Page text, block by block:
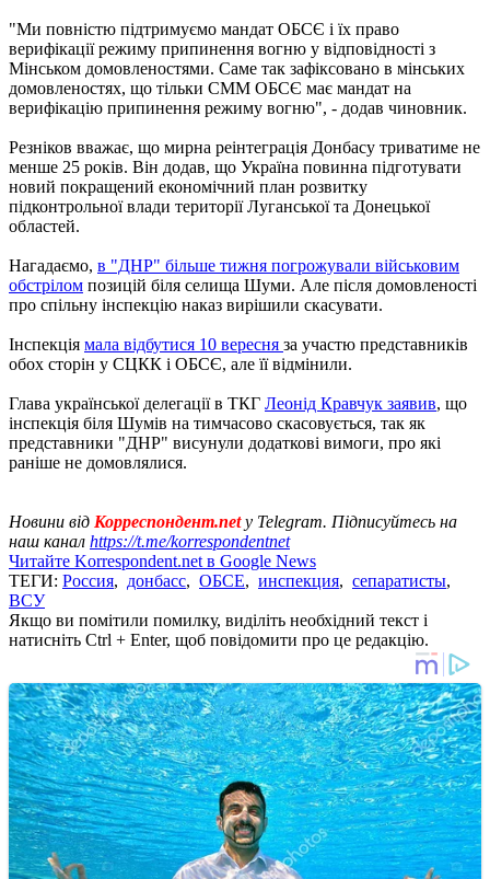
"Ми повністю підтримуємо мандат ОБСЄ і їх право
верифікації режиму припинення вогню у відповідності з
Мінськом домовленостями. Саме так зафіксовано в мінських
домовленостях, що тільки СММ ОБСЄ має мандат на
верифікацію припинення режиму вогню", - додав чиновник.
Резніков вважає, що мирна реінтеграція Донбасу триватиме не
менше 25 років. Він додав, що Україна повинна підготувати
новий покращений економічний план розвитку
підконтрольної влади території Луганської та Донецької
областей.
Нагадаємо, в "ДНР" більше тижня погрожували військовим
обстрілом позицій біля селища Шуми. Але після домовленості
про спільну інспекцію наказ вирішили скасувати.
Інспекція мала відбутися 10 вересня за участю представників
обох сторін у СЦКК і ОБСЄ, але її відмінили.
Глава української делегації в ТКГ Леонід Кравчук заявив, що
інспекція біля Шумів на тимчасово скасовується, так як
представники "ДНР" висунули додаткові вимоги, про які
раніше не домовлялися.
Новини від Корреспондент.netу Telegram. Підписуйтесь на
наш канал https://t.me/korrespondentnet
Читайте Korrespondent.net в Google News
ТЕГИ: Россия, донбасс, ОБСЕ, инспекция, сепаратисты,
ВСУ
Якщо ви помітили помилку, виділіть необхідний текст і
натисніть Ctrl + Enter, щоб повідомити про це редакцію.